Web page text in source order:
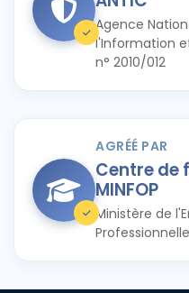
Agence
l'Information
n° 2010/012
AGRÉÉ PAR
Centre de
MINFOP
Ministère de